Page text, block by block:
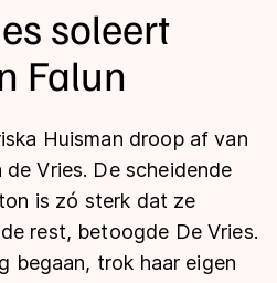
soleert
Falun
Huisman droop af van
Vries. De scheidende
is zó sterk dat ze
rest, betoogde De Vries.
begaan, trok haar eigen